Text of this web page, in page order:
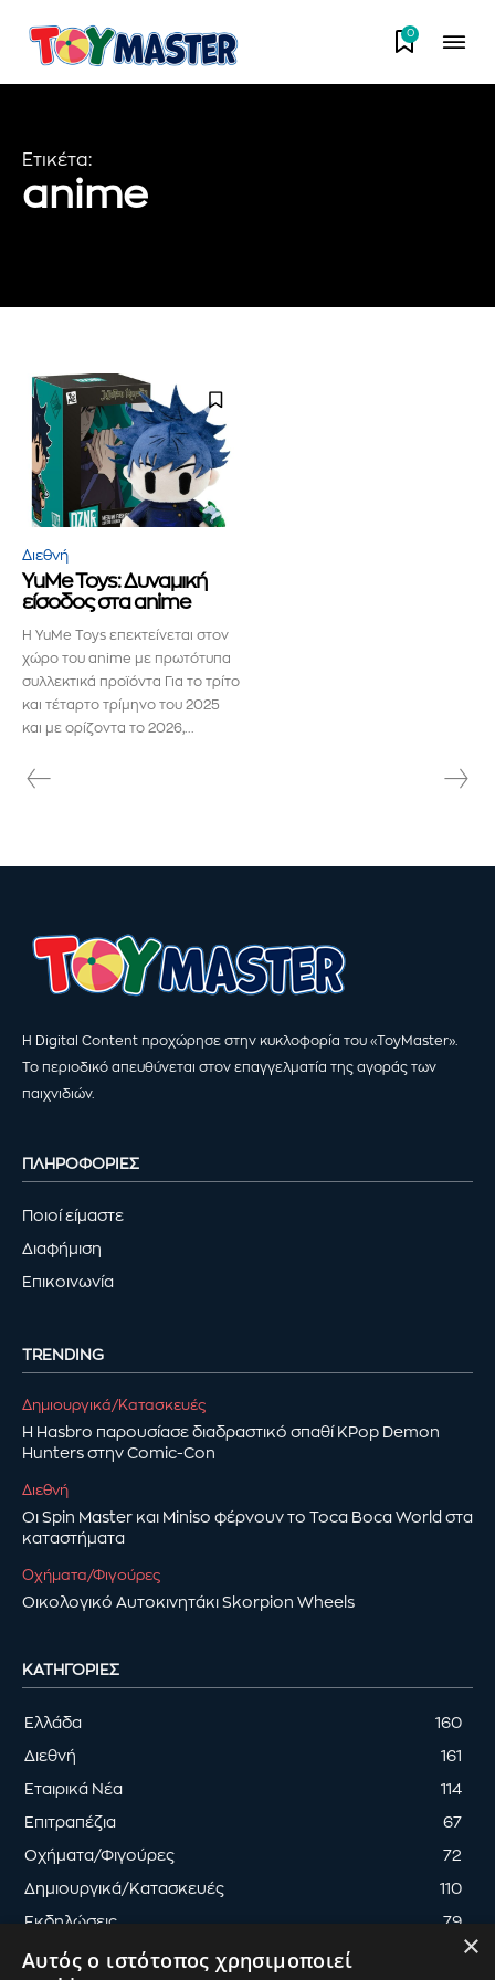
ενημερωθείτε πρώτοι για τα νέα
αγοράς.
Για να εγγραφείτε, απλώς εισάγετε τη διεύθυνση email σας
στον ιστότοπό μας ή κάντε κλικ στο κουμπί εγγραφής
παρακάτω. Μην ανησυχείτε, σεβόμαστε την ιδιωτικότητά σας
και δεν θα σας στείλουμε ανεπιθύμητα μηνύματα. Οι
ΕΓΓΡΑΦΉ!
Διάβασα και αποδέχομαι την
0
Ετικέτα:
anime
Διεθνή
YuMe Toys: Δυναμική
είσοδος στα anime
Η YuMe Toys επεκτείνεται στον
χώρο του anime με πρωτότυπα
συλλεκτικά προϊόντα Για το τρίτο
και τέταρτο τρίμηνο του 2025
και με ορίζοντα το 2026,...
Η Digital Content προχώρησε στην κυκλοφορία του «ToyMaster».
Το περιοδικό απευθύνεται στον επαγγελματία της αγοράς των
παιχνιδιών.
ΠΛΗΡΟΦΟΡΙΕΣ
Ποιοί είμαστε
Διαφήμιση
Επικοινωνία
TRENDING
Δημιουργικά/Κατασκευές
Η Hasbro παρουσίασε διαδραστικό σπαθί KPop Demon
Hunters στην Comic-Con
Διεθνή
Οι Spin Master και Miniso φέρνουν το Toca Boca World στα
καταστήματα
Οχήματα/Φιγούρες
Οικολογικό Αυτοκινητάκι Skorpion Wheels
ΚΑΤΗΓΟΡΊΕΣ
Ελλάδα 160
Διεθνή 161
Εταιρικά Νέα 114
Επιτραπέζια 67
Οχήματα/Φιγούρες 72
Δημιουργικά/Κατασκευές 110
Εκδηλώσεις 79
×
Αυτός ο ιστότοπος χρησιμοποιεί